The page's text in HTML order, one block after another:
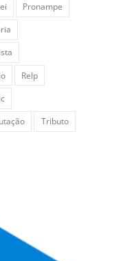
Pronampe
Relp
Tributo